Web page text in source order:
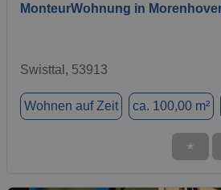
MonteurWohnung in
Swisttal, 53913
Wohnen auf Zeit ca. 100,00 m²
★